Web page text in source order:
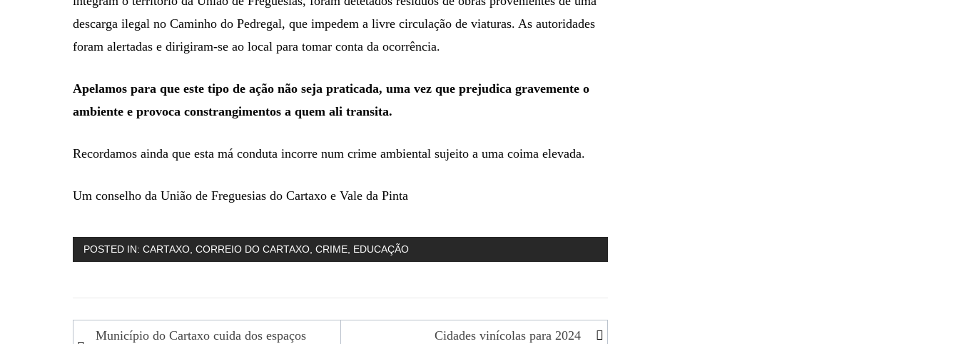
descarga ilegal no Caminho do Pedregal, que impedem a livre circulação de viaturas. As autoridades
foram alertadas e dirigiram-se ao local para tomar conta da ocorrência.
Apelamos para que este tipo de ação não seja praticada, uma vez que prejudica gravemente o
ambiente e provoca constrangimentos a quem ali transita.
Recordamos ainda que esta má conduta incorre num crime ambiental sujeito a uma coima elevada.
Um conselho da União de Freguesias do Cartaxo e Vale da Pinta
POSTED IN: CARTAXO CORREIO DO CARTAXO CRIME EDUCAÇÃO
Navegação
Município do Cartaxo cuida dos espaços Cidades vinícolas para 2024